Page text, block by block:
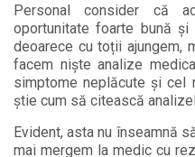
Personal consider că
oportunitate foarte bună
deoarece cu toții ajungem,
facem niște analize
simptome neplăcute și cel
știe cum să citească
Evident, asta nu înseamnă
mai mergem la medic cu